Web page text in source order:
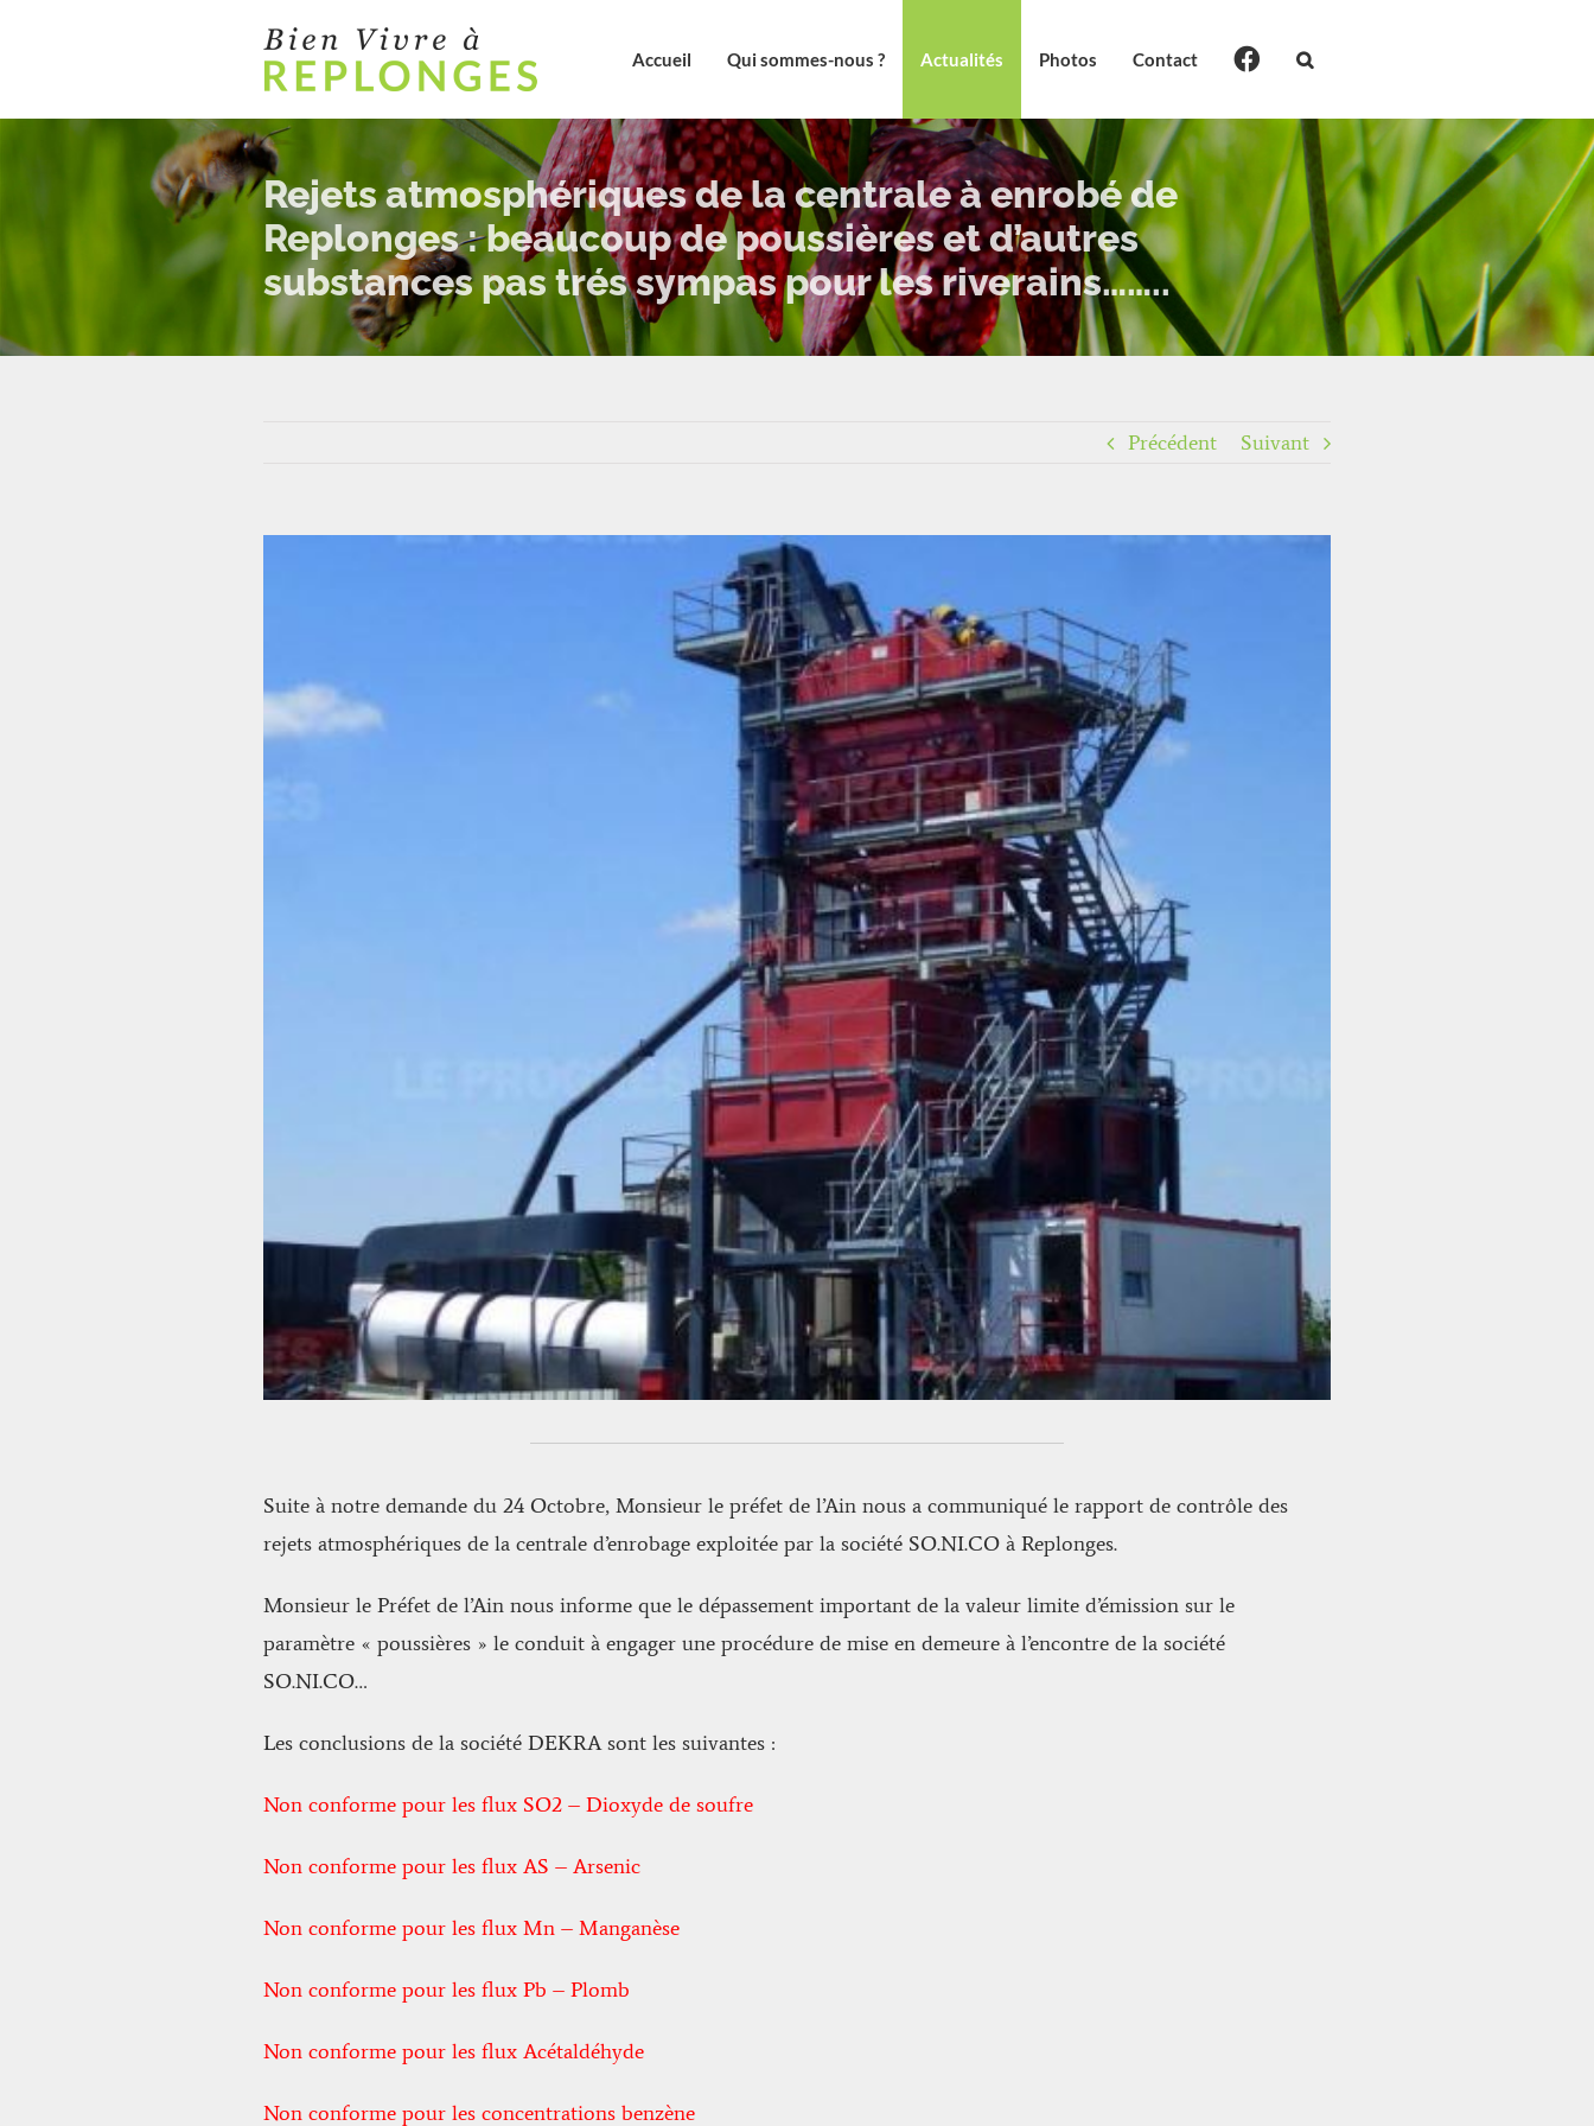
Accueil Qui sommes-nous ? Actualités Photos Contact
Rejets atmosphériques de la centrale à enrobé de
Replonges : beaucoup de poussières et d’autres
substances pas trés sympas pour les riverains……..
Précédent Suivant
Suite à notre demande du 24 Octobre, Monsieur le préfet de l’Ain nous a communiqué le rapport de contrôle des
rejets atmosphériques de la centrale d’enrobage exploitée par la société SO.NI.CO à Replonges.
Monsieur le Préfet de l’Ain nous informe que le dépassement important de la valeur limite d’émission sur le
paramètre « poussières » le conduit à engager une procédure de mise en demeure à l’encontre de la société
SO.NI.CO…
Les conclusions de la société DEKRA sont les suivantes :
Non conforme pour les flux SO2 – Dioxyde de soufre
Non conforme pour les flux AS – Arsenic
Non conforme pour les flux Mn – Manganèse
Non conforme pour les flux Pb – Plomb
Non conforme pour les flux Acétaldéhyde
Non conforme pour les concentrations benzène